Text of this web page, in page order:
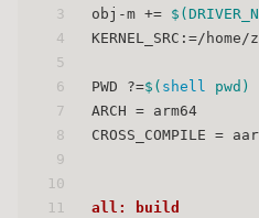
3
4
5
6
7
8
9
10
11
obj-m +=
KERNEL_SRC:=/
PWD ?=$( shell pwd)
ARCH = arm64
CROSS_COMPILE =
all: build